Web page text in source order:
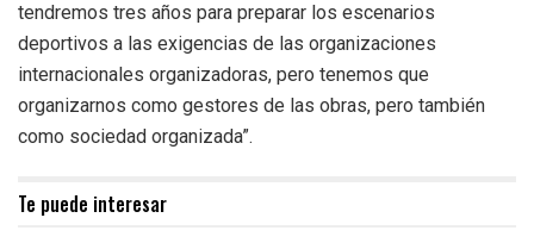
tendremos tres años para preparar los escenarios
deportivos a las exigencias de las organizaciones
internacionales organizadoras, pero tenemos que
organizarnos como gestores de las obras, pero también
como sociedad organizada”.
Te puede interesar